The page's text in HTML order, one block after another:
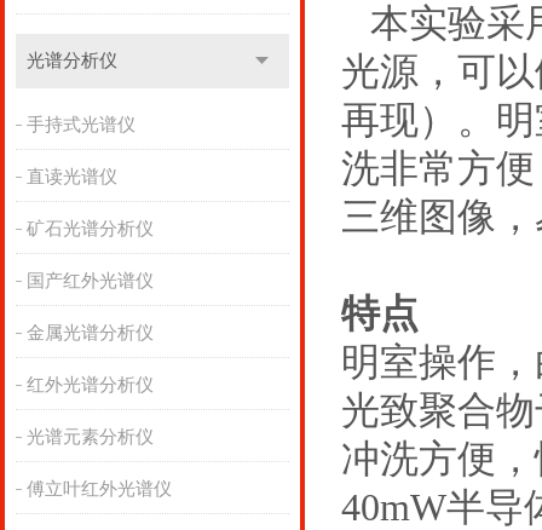
光谱分析仪
手持式光谱仪
直读光谱仪
矿石光谱分析仪
国产红外光谱仪
金属光谱分析仪
红外光谱分析仪
光谱元素分析仪
傅立叶红外光谱仪
本实验采
光源，可
再现）。
洗非常方
三维图像
特点
明室操作
光致聚合
冲洗方便
40mW半导